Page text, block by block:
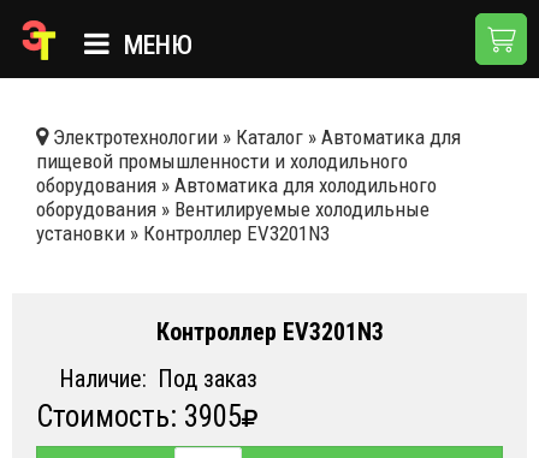
МЕНЮ
КАТАЛОГ
О КОМПАНИИ
НОВОСТИ
ДОСТАВКА И ОПЛАТА
КОНТАКТЫ
Электротехнологии » Каталог » Автоматика для
пищевой промышленности и холодильного
оборудования » Автоматика для холодильного
оборудования » Вентилируемые холодильные
установки » Контроллер EV3201N3
Контроллер EV3201N3
Наличие: Под заказ
Стоимость: 3905